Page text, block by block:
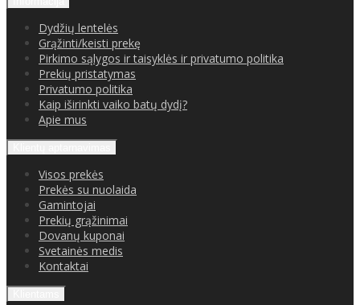
Dydžių lentelės
Grąžinti/keisti prekę
Pirkimo sąlygos ir taisyklės ir privatumo politika
Prekių pristatymas
Privatumo politika
Kaip iširinkti vaiko batų dydį?
Apie mus
Visos prekės
Prekės su nuolaida
Gamintojai
Prekių grąžinimai
Dovanų kuponai
Svetainės medis
Kontaktai